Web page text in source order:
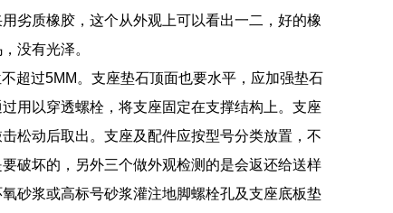
劣质橡胶，这个从外观上可以看出一二，好的橡
没有光泽。
超过5MM。支座垫石顶面也要水平，应加强垫石
用以穿透螺栓，将支座固定在支撑结构上。支座
松动后取出。支座及配件应按型号分类放置，不
破坏的，另外三个做外观检测的是会返还给送样
砂浆或高标号砂浆灌注地脚螺栓孔及支座底板垫